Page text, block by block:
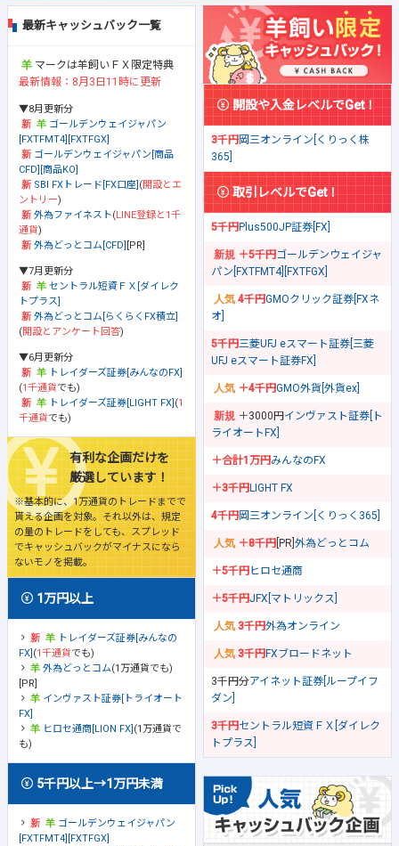
最新キャッシュバック一覧
マークは羊飼いＦＸ限定特典
最新情報：8月3日11時に更新
▼8月更新分
ゴールデンウェイジャパン
[FXTFMT4][FXTFGX]
ゴールデンウェイジャパン[商品
CFD][商品KO]
SBI FXトレード[FX口座] (開設とエ
ントリー)
外為ファイネスト(LINE登録と1千
通貨)
外為どっとコム[CFD] [PR]
▼7月更新分
セントラル短資ＦＸ[ダイレク
トプラス]
外為どっとコム[らくらくFX積立]
(開設とアンケート回答)
▼6月更新分
トレイダーズ証券[みんなのFX]
(1千通貨でも)
トレイダーズ証券[LIGHT FX] (1
千通貨でも)
有利な企画だけを
厳選しています！
※基本的に、1万通貨のトレードまでで
貰える企画を対象。それ以外は、規定
の量のトレードをしても、スプレッド
でキャッシュバックがマイナスになら
ないモノを掲載。
1万円以上
トレイダーズ証券[みんなの
FX] (1千通貨でも)
外為どっとコム(1万通貨でも)
[PR]
インヴァスト証券[トライオート
FX]
ヒロセ通商[LION FX] (1万通貨で
も)
5千円以上→1万円未満
ゴールデンウェイジャパン
[FXTFMT4][FXTFGX]
開設や入金レベルでGet！
3千円岡三オンライン[くりっく株
365]
取引レベルでGet！
5千円Plus500JP証券[FX]
＋5千円ゴールデンウェイジャ
パン[FXTFMT4][FXTFGX]
4千円GMOクリック証券[FXネ
オ]
5千円三菱UFJ eスマート証券[三菱
UFJ eスマート証券FX]
＋4千円GMO外貨[外貨ex]
＋3000円 インヴァスト証券[ト
ライオートFX]
＋合計1万円みんなのFX
＋3千円LIGHT FX
4千円岡三オンライン[くりっく365]
＋8千円 [PR] 外為どっとコム
＋5千円ヒロセ通商
＋5千円JFX[マトリックス]
3千円外為オンライン
3千円FXブロードネット
3千円分アイネット証券[ループイフ
ダン]
3千円セントラル短資ＦＸ[ダイレク
トプラス]